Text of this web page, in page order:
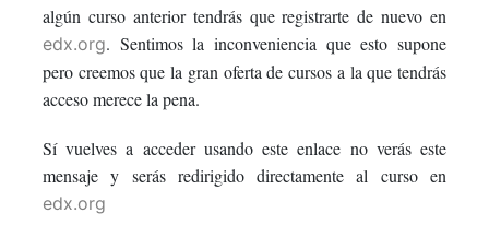
in
this
course
algún curso anterior tendrás que registrarte de nuevo en
edx.org. Sentimos la inconveniencia que esto supone
pero creemos que la gran oferta de cursos a la que tendrás
acceso merece la pena.
Sí vuelves a acceder usando este enlace no verás este
mensaje y serás redirigido directamente al curso en
edx.org